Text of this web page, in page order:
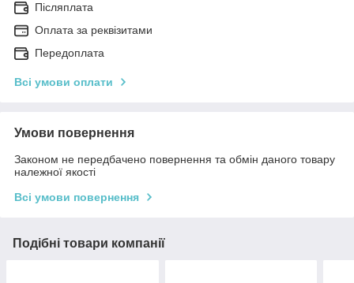
Післяплата
Оплата за реквізитами
Передоплата
Всі умови оплати
Умови повернення
Законом не передбачено повернення та обмін даного товару
належної якості
Всі умови повернення
Подібні товари компанії